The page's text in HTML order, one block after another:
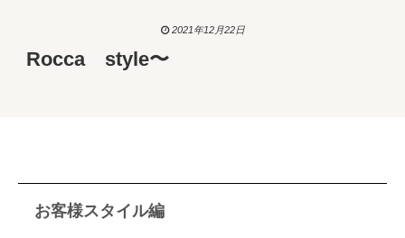
2021年12月22日
Rocca style〜
お客様スタイル編